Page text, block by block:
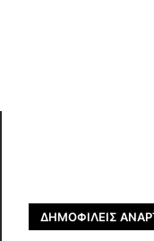
ΔΗΜΟΦΙΛΕΊΣ